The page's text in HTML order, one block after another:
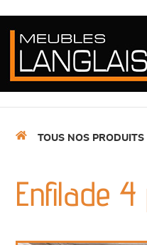
TOUS NOS PRODUITS
Enfilade